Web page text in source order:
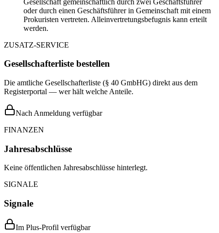
oder durch einen Geschäftsführer in Gemeinschaft mit einem
Prokuristen vertreten. Alleinvertretungsbefugnis kann erteilt
werden.
ZUSATZ-SERVICE
Gesellschafterliste bestellen
Die amtliche Gesellschafterliste (§ 40 GmbHG) direkt aus dem
Registerportal — wer hält welche Anteile.
Nach Anmeldung verfügbar
FINANZEN
Jahresabschlüsse
Keine öffentlichen Jahresabschlüsse hinterlegt.
SIGNALE
Signale
Im Plus-Profil verfügbar